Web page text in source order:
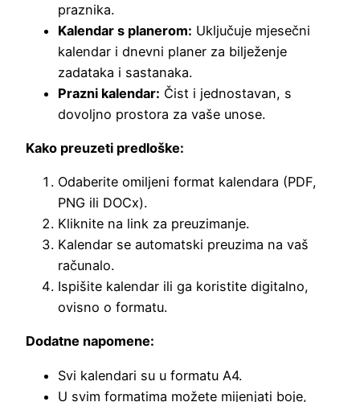
praznika.
Kalendar s planerom: Uključuje mjesečni
kalendar i dnevni planer za bilježenje
zadataka i sastanaka.
Prazni kalendar: Čist i jednostavan, s
dovoljno prostora za vaše unose.
Kako preuzeti predloške:
Odaberite omiljeni format kalendara (PDF,
PNG ili DOCx).
Kliknite na link za preuzimanje.
Kalendar se automatski preuzima na vaš
računalo.
Ispišite kalendar ili ga koristite digitalno,
ovisno o formatu.
Dodatne napomene:
Svi kalendari su u formatu A4.
U svim formatima možete mijenjati boje,